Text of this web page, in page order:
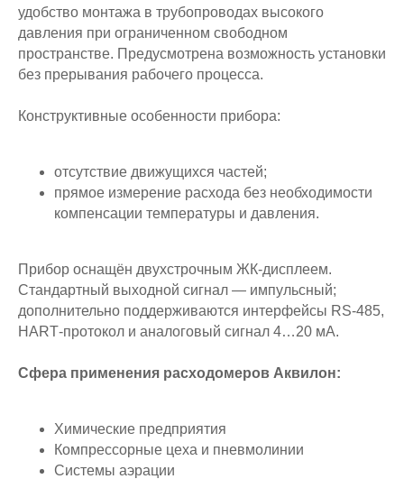
удобство монтажа в трубопроводах высокого
давления при ограниченном свободном
пространстве. Предусмотрена возможность установки
без прерывания рабочего процесса.
Конструктивные особенности прибора:
отсутствие движущихся частей;
прямое измерение расхода без необходимости
компенсации температуры и давления.
Прибор оснащён двухстрочным ЖК‑дисплеем.
Стандартный выходной сигнал — импульсный;
дополнительно поддерживаются интерфейсы RS‑485,
HART‑протокол и аналоговый сигнал 4…20 мА.
Сфера применения расходомеров Аквилон:
Химические предприятия
Компрессорные цеха и пневмолинии
Системы аэрации